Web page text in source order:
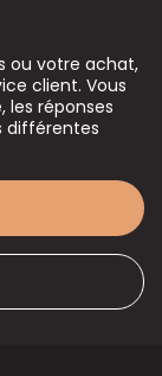
ou votre achat,
client. Vous
les réponses
différentes